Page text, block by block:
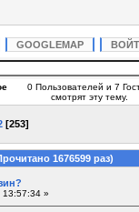
GOOGLEMAP
0 Пользователей и 7
смотрят эту тему.
[253]
1676599 раз)
13:57:34 »